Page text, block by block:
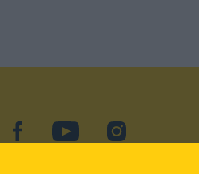
facebookYouTubeInstagram